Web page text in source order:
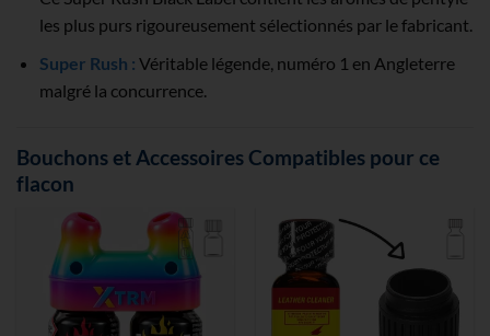
les plus purs rigoureusement sélectionnés par le fabricant.
Super Rush : Véritable légende, numéro 1 en Angleterre
malgré la concurrence.
Bouchons et Accessoires Compatibles pour ce
flacon